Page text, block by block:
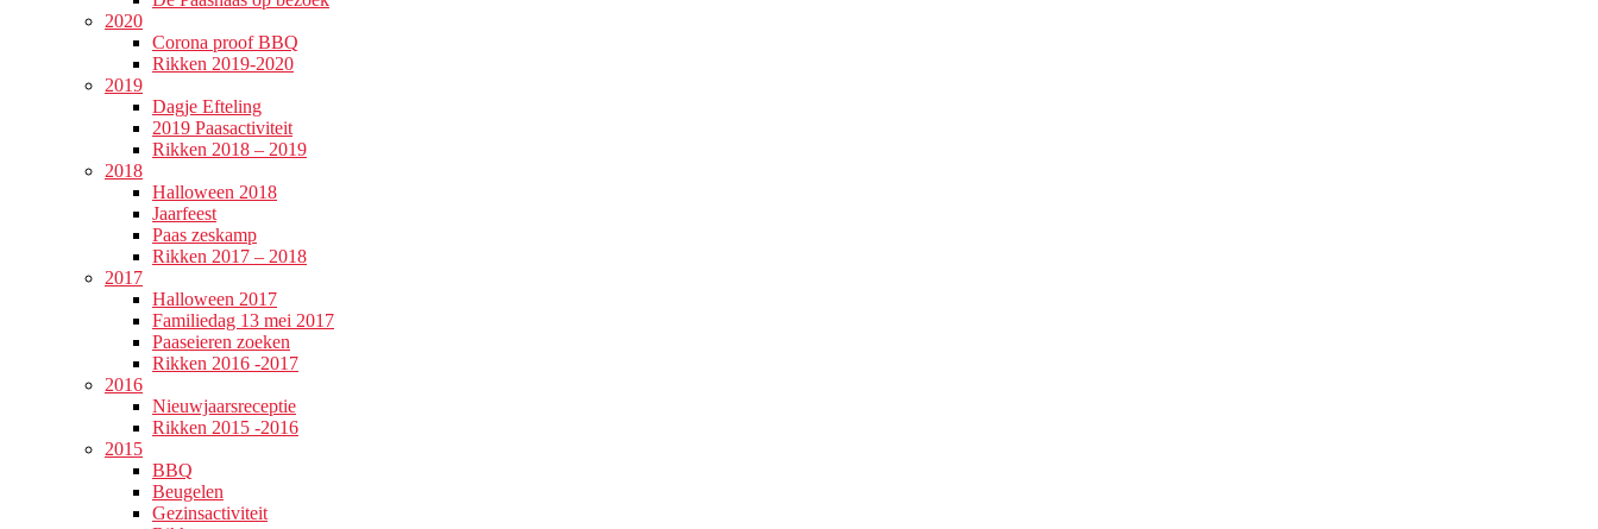
2020
Corona proof BBQ
Rikken 2019-2020
2019
Dagje Efteling
2019 Paasactiviteit
Rikken 2018 – 2019
2018
Halloween 2018
Jaarfeest
Paas zeskamp
Rikken 2017 – 2018
2017
Halloween 2017
Familiedag 13 mei 2017
Paaseieren zoeken
Rikken 2016 -2017
2016
Nieuwjaarsreceptie
Rikken 2015 -2016
2015
BBQ
Beugelen
Gezinsactiviteit